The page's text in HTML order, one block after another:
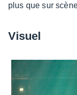
plus que sur
Visuel